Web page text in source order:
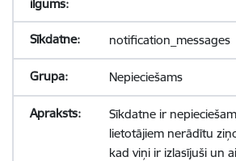
notification_messages
Nepieciešams
Sīkdatne ir
lietotājiem nerādītu
kad viņi ir izlasījuši un